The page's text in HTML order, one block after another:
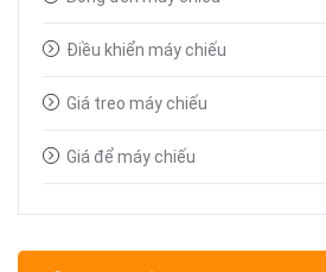
Điều khiển máy chiếu
Giá treo máy chiếu
Giá để máy chiếu
Bút trình chiếu